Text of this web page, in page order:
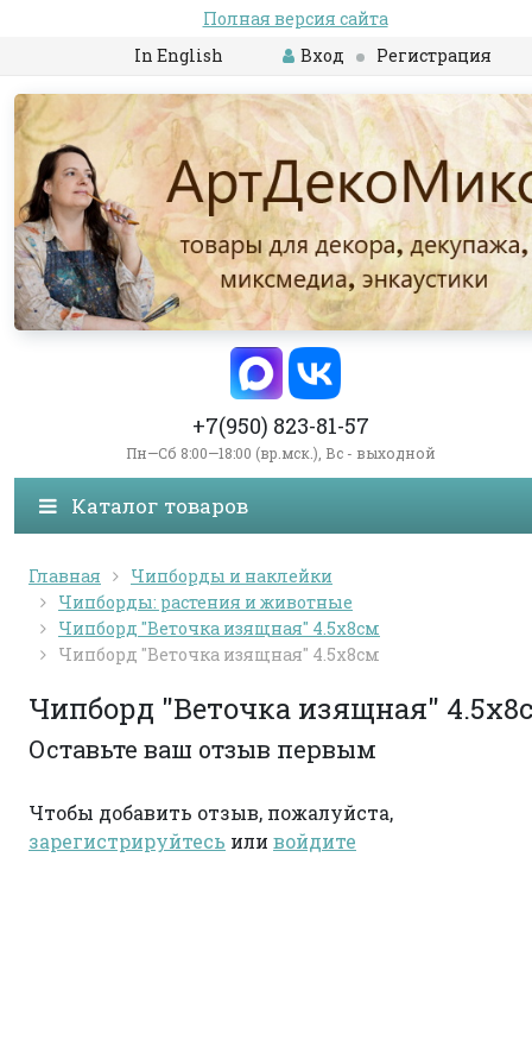
Полная версия сайта
In English
Вход Регистрация
+7(950) 823-81-57
Пн—Сб 8:00—18:00 (вр.мск.), Вс - выходной
Каталог товаров
Главная
Чипборды и наклейки
Чипборды: растения и животные
Чипборд "Веточка изящная" 4.5х8см
Чипборд "Веточка изящная" 4.5х8см
Чипборд "Веточка изящная"
Оставьте ваш отзыв первым
Чтобы добавить отзыв, пожалуйста,
зарегистрируйтесь или войдите